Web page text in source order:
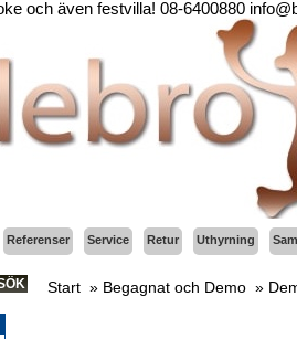
och även festvilla! 08-6400880
Referenser Service Retur Uthyrning
Start » Begagnat och Demo »